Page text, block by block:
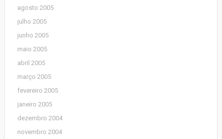
agosto 2005
julho 2005
junho 2005
maio 2005
abril 2005
março 2005
fevereiro 2005
janeiro 2005
dezembro 2004
novembro 2004